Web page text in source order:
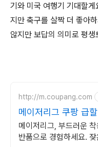
기와 미국 여행기 기대할
지만 축구를 살짝 더 좋아
않지만 보답의 의미로 평
http://m.coupang.com
메이저리그 쿠팡 급
메이저리그, 부드러운
반품으로 경험하세요.